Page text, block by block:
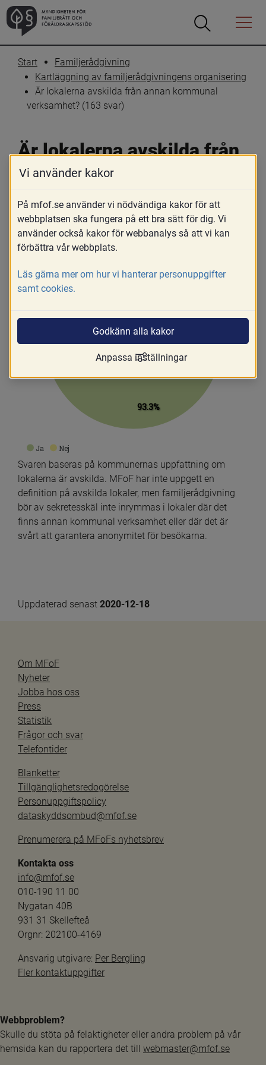
Öppna
Öppna
Menyn
Start
Familjerådgivning
Kartläggning av familjerådgivningens organisering
Är lokalerna avskilda från annan kommunal
verksamhet? (163 svar)
Är lokalerna avskilda från
annan kommunal
verksamhet? (163 svar)
Skriv ut Dela
Ja Nej
93.3%
6.7%
Svaren baseras på kommunernas uppfattning om
lokalerna är avskilda. MFoF har inte uppgett en
definition på avskilda lokaler, men familjerådgivning
bör av sekretesskäl inte inrymmas i lokaler där det
finns annan kommunal verksamhet eller där det är
svårt att garantera anonymitet för besökarna.
Uppdaterad senast 2020-12-18
Om MFoF
Nyheter
Jobba hos oss
Press
Statistik
Frågor och svar
Telefontider
Blanketter
Tillgänglighetsredogörelse
Personuppgiftspolicy
dataskyddsombud@mfof.se
Prenumerera på MFoFs nyhetsbrev
Kontakta oss
info@mfof.se
010-190 11 00
Nygatan 40B
931 31 Skellefteå
Orgnr: 202100-4169
Ansvarig utgivare: Per Bergling
Fler kontaktuppgifter
Webbproblem?
Skulle du stöta på felaktigheter eller andra problem på vår
hemsida kan du rapportera det till webmaster@mfof.se
Vi använder kakor
På mfof.se använder vi nödvändiga kakor för att
webbplatsen ska fungera på ett bra sätt för dig. Vi
använder också kakor för webbanalys så att vi kan
förbättra vår webbplats.
Läs gärna mer om hur vi hanterar personuppgifter
samt cookies.
Godkänn alla kakor
Anpassa inställningar